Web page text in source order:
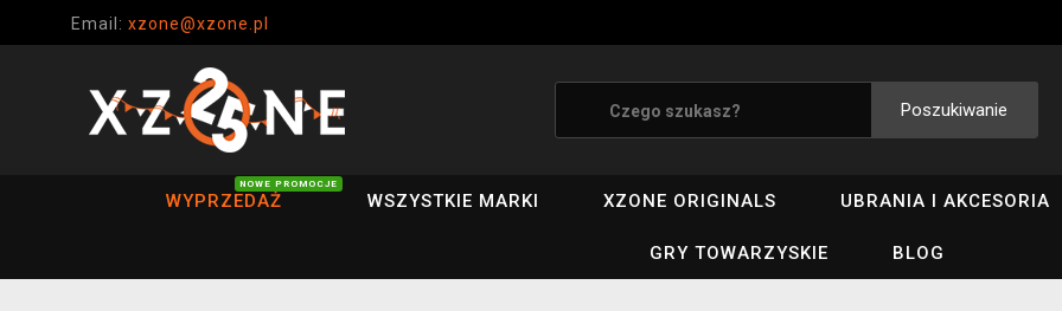
Email: xzone@xzone.pl
Poszukiwanie
WYPRZEDAŻ
NOWE PROMOCJE
WSZYSTKIE MARKI XZONE ORIGINALS UBRANIA I AKCESORIA
GRY TOWARZYSKIE BLOG